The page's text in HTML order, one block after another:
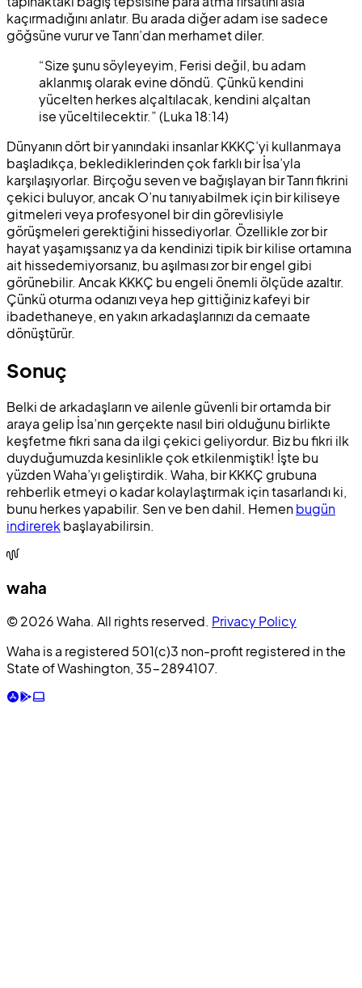
kaçırmadığını anlatır. Bu arada diğer adam ise sadece
göğsüne vurur ve Tanrı’dan merhamet diler.
“Size şunu söyleyeyim, Ferisi değil, bu adam
aklanmış olarak evine döndü. Çünkü kendini
yücelten herkes alçaltılacak, kendini alçaltan
ise yüceltilecektir.” (Luka 18:14)
Dünyanın dört bir yanındaki insanlar KKKÇ’yi kullanmaya
başladıkça, beklediklerinden çok farklı bir İsa’yla
karşılaşıyorlar. Birçoğu seven ve bağışlayan bir Tanrı fikrini
çekici buluyor, ancak O’nu tanıyabilmek için bir kiliseye
gitmeleri veya profesyonel bir din görevlisiyle
görüşmeleri gerektiğini hissediyorlar. Özellikle zor bir
hayat yaşamışsanız ya da kendinizi tipik bir kilise ortamına
ait hissedemiyorsanız, bu aşılması zor bir engel gibi
görünebilir. Ancak KKKÇ bu engeli önemli ölçüde azaltır.
Çünkü oturma odanızı veya hep gittiğiniz kafeyi bir
ibadethaneye, en yakın arkadaşlarınızı da cemaate
dönüştürür.
Sonuç
Belki de arkadaşların ve ailenle güvenli bir ortamda bir
araya gelip İsa’nın gerçekte nasıl biri olduğunu birlikte
keşfetme fikri sana da ilgi çekici geliyordur. Biz bu fikri ilk
duyduğumuzda kesinlikle çok etkilenmiştik! İşte bu
yüzden Waha’yı geliştirdik. Waha, bir KKKÇ grubuna
rehberlik etmeyi o kadar kolaylaştırmak için tasarlandı ki,
bunu herkes yapabilir. Sen ve ben dahil. Hemenbugün
indirerek başlayabilirsin.
waha
© 2026 Waha. All rights reserved. Privacy Policy
Waha is a registered 501(c)3 non-profit registered in the
State of Washington, 35-2894107.